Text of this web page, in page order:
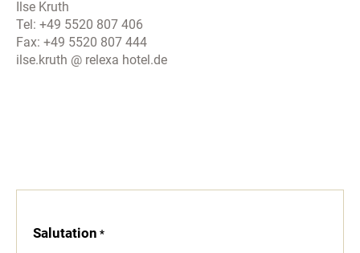
grundsätzlich für jeden von Ihnen genutzten Browser auf
jedem von Ihnen genutzten Gerät gesondert gesetzt
werden. Die dazu notwendigen Links finden Sie
Ilse Kruth
Tel : +49 5520 807 406
Fax: +49 5520 807 444
ilse.kruth @ relexa hotel.de
Salutation